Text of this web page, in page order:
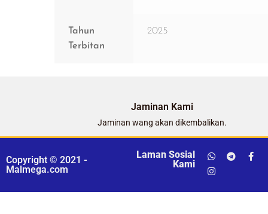
Tahun
Terbitan
2025
Jaminan Kami
Jaminan wang akan dikembalikan.
Copyright © 2021 -
Malmega.com
Laman Sosial
Kami